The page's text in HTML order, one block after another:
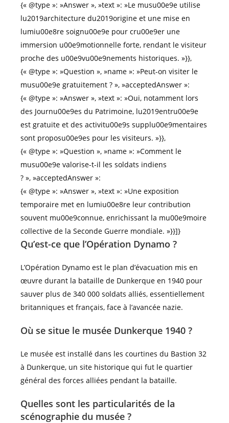
{« @type »: »Answer », »text »: »Le musu00e9e utilise
lu2019architecture du2019origine et une mise en
lumiu00e8re soignu00e9e pour cru00e9er une
immersion u00e9motionnelle forte, rendant le visiteur
proche des u00e9vu00e9nements historiques. »}},
{« @type »: »Question », »name »: »Peut-on visiter le
musu00e9e gratuitement ? », »acceptedAnswer »:
{« @type »: »Answer », »text »: »Oui, notamment lors
des Journu00e9es du Patrimoine, lu2019entru00e9e
est gratuite et des activitu00e9s supplu00e9mentaires
sont proposu00e9es pour les visiteurs. »}},
{« @type »: »Question », »name »: »Comment le
musu00e9e valorise-t-il les soldats indiens
? », »acceptedAnswer »:
{« @type »: »Answer », »text »: »Une exposition
temporaire met en lumiu00e8re leur contribution
souvent mu00e9connue, enrichissant la mu00e9moire
collective de la Seconde Guerre mondiale. »}}]}
Qu’est-ce que l’Opération Dynamo ?
L’Opération Dynamo est le plan d’évacuation mis en
œuvre durant la bataille de Dunkerque en 1940 pour
sauver plus de 340 000 soldats alliés, essentiellement
britanniques et français, face à l’avancée nazie.
Où se situe le musée Dunkerque 1940 ?
Le musée est installé dans les courtines du Bastion 32
à Dunkerque, un site historique qui fut le quartier
général des forces alliées pendant la bataille.
Quelles sont les particularités de la
scénographie du musée ?